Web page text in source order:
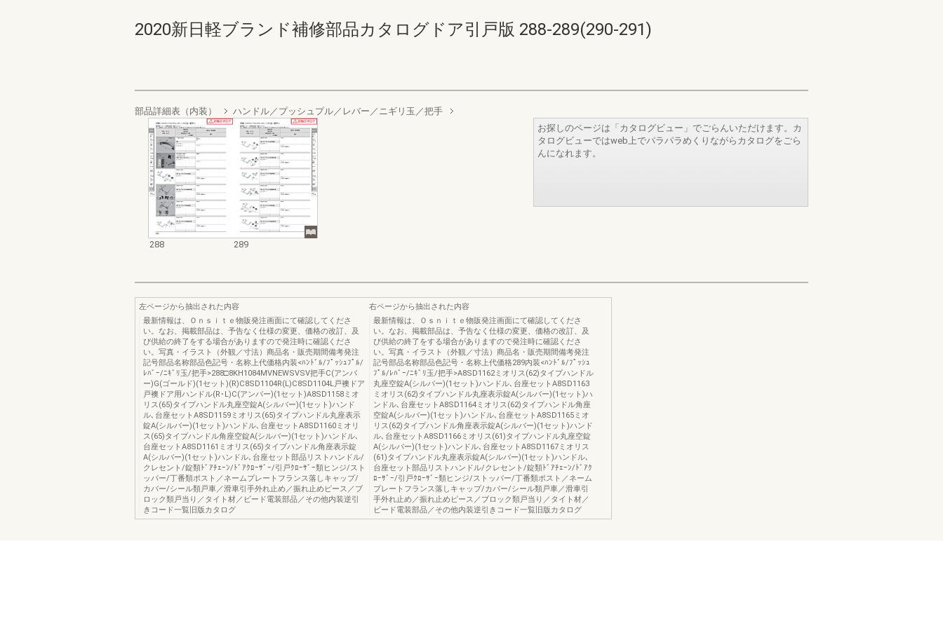
2020新日軽ブランド補修部品カタログドア引戸版 288-289(290-291)
部品詳細表（内装） ハンドル／プッシュプル／レバー／ニギリ玉／把手
288 289
お探しのページは「カタログビュー」でごらんいただけます。カ
タログビューではweb上でパラパラめくりながらカタログをごら
んになれます。
左ページから抽出された内容
最新情報は、Ｏｎｓｉｔｅ物販発注画面にて確認してくださ
い。なお、掲載部品は、予告なく仕様の変更、価格の改訂、及
び供給の終了をする場合がありますので発注時に確認くださ
い。写真・イラスト（外観／寸法）商品名・販売期間備考発注
記号部品名称部品色記号・名称上代価格内装<ﾊﾝﾄﾞﾙ/ﾌﾟｯｼｭﾌﾟﾙ/
ﾚﾊﾞｰ/ﾆｷﾞﾘ玉/把手>288□8KH1084MVNEWSVSV把手C(アンバ
ー)G(ゴールド)(1セット)(R)C8SD1104R(L)C8SD1104L戸襖ドア
戸襖ドア用ハンドル(R･L)C(アンバー)(1セット)A8SD1158ミオ
リス(65)タイプハンドル丸座空錠A(シルバー)(1セット)ハンド
ル､台座セットA8SD1159ミオリス(65)タイプハンドル丸座表示
錠A(シルバー)(1セット)ハンドル､台座セットA8SD1160ミオリ
ス(65)タイプハンドル角座空錠A(シルバー)(1セット)ハンドル､
台座セットA8SD1161ミオリス(65)タイプハンドル角座表示錠
A(シルバー)(1セット)ハンドル､台座セット部品リストハンドル/
クレセント/錠類ﾄﾞｱﾁｪｰﾝ/ﾄﾞｱｸﾛｰｻﾞｰ/引戸ｸﾛｰｻﾞｰ類ヒンジ/スト
ッパー/丁番類ポスト／ネームプレートフランス落しキャップ/
カバー/シール類戸車／滑車引手外れ止め／振れ止めピース／ブ
ロック類戸当り／タイト材／ビード電装部品／その他内装逆引
きコード一覧旧版カタログ
右ページから抽出された内容
最新情報は、Ｏｓｎｉｔｅ物販発注画面にて確認してくださ
い。なお、掲載部品は、予告なく仕様の変更、価格の改訂、及
び供給の終了をする場合がありますので発注時に確認くださ
い。写真・イラスト（外観／寸法）商品名・販売期間備考発注
記号部品名称部品色記号・名称上代価格289内装<ﾊﾝﾄﾞﾙ/ﾌﾟｯｼｭ
ﾌﾟﾙ/ﾚﾊﾞｰ/ﾆｷﾞﾘ玉/把手>A8SD1162ミオリス(62)タイプハンドル
丸座空錠A(シルバー)(1セット)ハンドル､台座セットA8SD1163
ミオリス(62)タイプハンドル丸座表示錠A(シルバー)(1セット)ハ
ンドル､台座セットA8SD1164ミオリス(62)タイプハンドル角座
空錠A(シルバー)(1セット)ハンドル､台座セットA8SD1165ミオ
リス(62)タイプハンドル角座表示錠A(シルバー)(1セット)ハンド
ル､台座セットA8SD1166ミオリス(61)タイプハンドル丸座空錠
A(シルバー)(1セット)ハンドル､台座セットA8SD1167ミオリス
(61)タイプハンドル丸座表示錠A(シルバー)(1セット)ハンドル､
台座セット部品リストハンドル/クレセント/錠類ﾄﾞｱﾁｪｰﾝ/ﾄﾞｱｸ
ﾛｰｻﾞｰ/引戸ｸﾛｰｻﾞｰ類ヒンジ/ストッパー/丁番類ポスト／ネーム
プレートフランス落しキャップ/カバー/シール類戸車／滑車引
手外れ止め／振れ止めピース／ブロック類戸当り／タイト材／
ビード電装部品／その他内装逆引きコード一覧旧版カタログ